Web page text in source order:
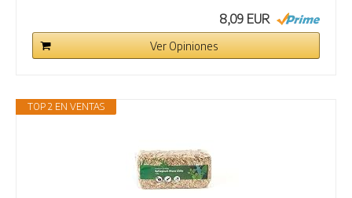
8,09 EUR
Ver Opiniones
TOP 2 EN VENTAS